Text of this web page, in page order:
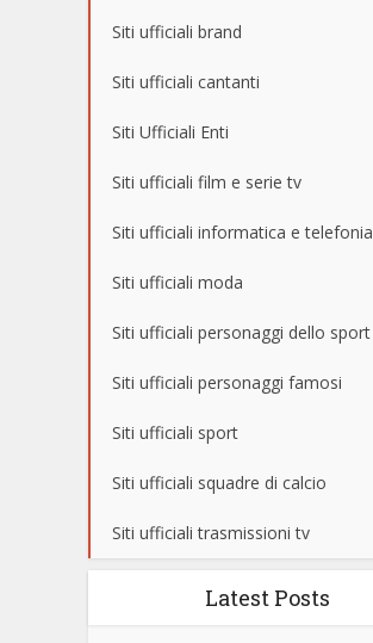
Siti ufficiali brand
Siti ufficiali cantanti
Siti Ufficiali Enti
Siti ufficiali film e serie tv
Siti ufficiali informatica e telefonia
Siti ufficiali moda
Siti ufficiali personaggi dello sport
Siti ufficiali personaggi famosi
Siti ufficiali sport
Siti ufficiali squadre di calcio
Siti ufficiali trasmissioni tv
Latest Posts